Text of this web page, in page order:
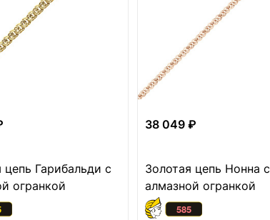
цепь Гарибальди с
огранкой
38 049 ₽
Золотая цепь Нонна с
алмазной огранкой